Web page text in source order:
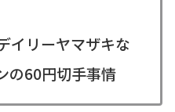
イリーヤマザキな
の60円切手事情